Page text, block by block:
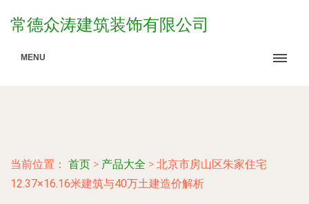
常德众涛建筑装饰有限公司
MENU
当前位置： 首页 > 产品大全 > 北京市房山区朱家住宅
12.37×16.16米建筑与40万土建造价解析